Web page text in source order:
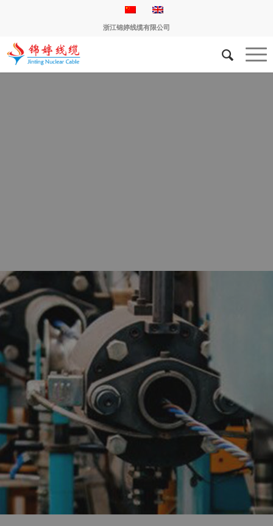
浙江锦婷线缆有限公司